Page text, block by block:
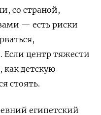
со страной,
— есть риски
Если центр тяжести
как детскую
стоять.
египетский